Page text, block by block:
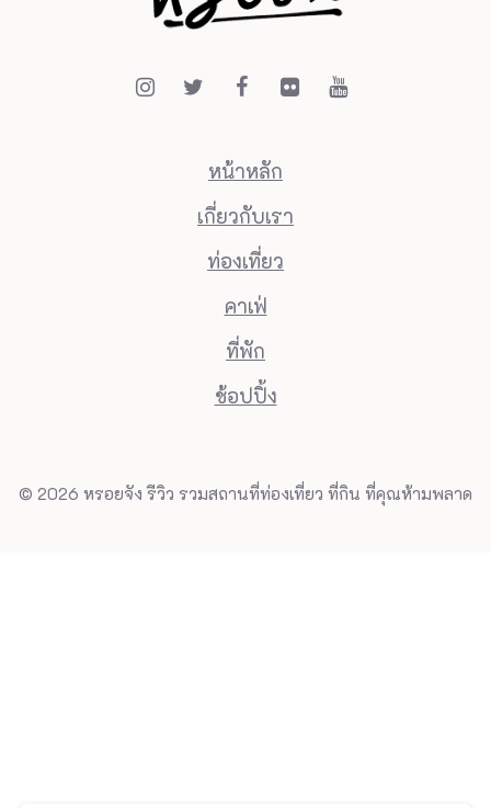
หน้าหลัก
เกี่ยวกับเรา
ท่องเที่ยว
คาเฟ่
ที่พัก
ช้อปปิ้ง
© 2026 หรอยจัง รีวิว รวมสถานที่ท่องเที่ยว ที่กิน ที่คุณห้ามพลาด